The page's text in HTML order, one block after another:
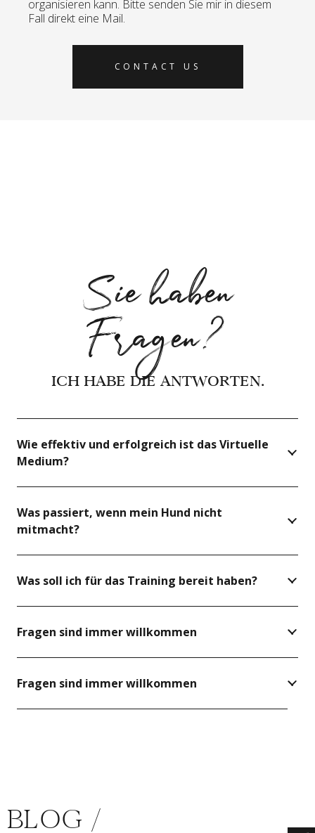
organisieren kann. Bitte senden Sie mir in diesem
Fall direkt eine Mail.
CONTACT US
Sie haben
Fragen?
ICH HABE DIE ANTWORTEN.
Wie effektiv und erfolgreich ist das Virtuelle
Medium?
Was passiert, wenn mein Hund nicht
mitmacht?
Was soll ich für das Training bereit haben?
Fragen sind immer willkommen
Fragen sind immer willkommen
BLOG /